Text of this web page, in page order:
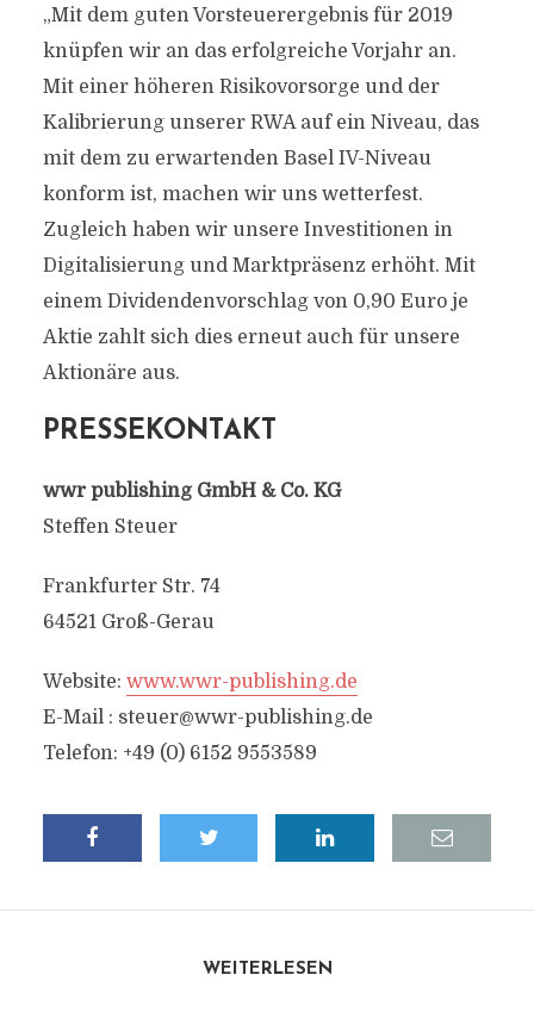
„Mit dem guten Vorsteuerergebnis für 2019
knüpfen wir an das erfolgreiche Vorjahr an.
Mit einer höheren Risikovorsorge und der
Kalibrierung unserer RWA auf ein Niveau, das
mit dem zu erwartenden Basel IV-Niveau
konform ist, machen wir uns wetterfest.
Zugleich haben wir unsere Investitionen in
Digitalisierung und Marktpräsenz erhöht. Mit
einem Dividendenvorschlag von 0,90 Euro je
Aktie zahlt sich dies erneut auch für unsere
Aktionäre aus.
PRESSEKONTAKT
wwr publishing GmbH & Co. KG
Steffen Steuer
Frankfurter Str. 74
64521 Groß-Gerau
Website: www.wwr-publishing.de
E-Mail : steuer@wwr-publishing.de
Telefon: +49 (0) 6152 9553589
WEITERLESEN